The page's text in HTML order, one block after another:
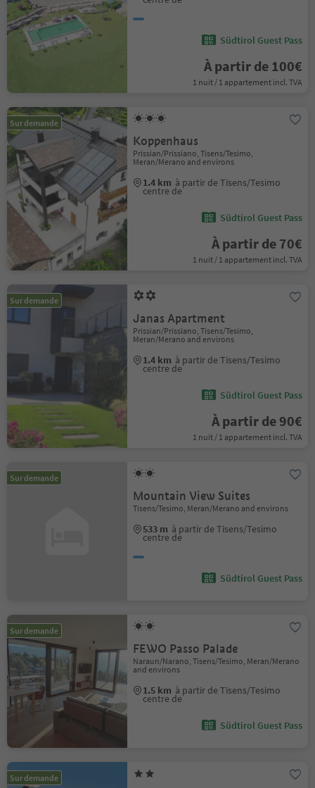
Südtirol Guest Pass
À partir de 100€
1 nuit / 1 appartement incl. TVA
Sur demande
Koppenhaus
Prissian/Prissiano, Tisens/Tesimo,
Meran/Merano and environs
1.4 km à partir de Tisens/Tesimo
centre de
Südtirol Guest Pass
À partir de 70€
1 nuit / 1 appartement incl. TVA
Sur demande
Janas Apartment
Prissian/Prissiano, Tisens/Tesimo,
Meran/Merano and environs
1.4 km à partir de Tisens/Tesimo
centre de
Südtirol Guest Pass
À partir de 90€
1 nuit / 1 appartement incl. TVA
Sur demande
Mountain View Suites
Tisens/Tesimo, Meran/Merano and environs
533 m à partir de Tisens/Tesimo
centre de
Südtirol Guest Pass
Sur demande
FEWO Passo Palade
Naraun/Narano, Tisens/Tesimo, Meran/Merano
and environs
1.5 km à partir de Tisens/Tesimo
centre de
Südtirol Guest Pass
Sur demande